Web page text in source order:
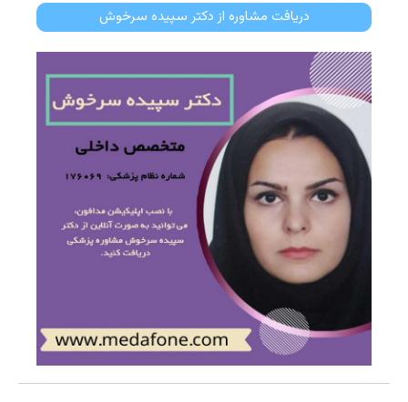
دریافت مشاوره از دکتر سپیده سرخوش